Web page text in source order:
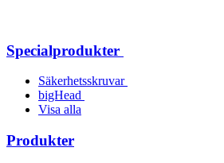
Specialprodukter
Säkerhetsskruvar
bigHead
Visa alla
Produkter